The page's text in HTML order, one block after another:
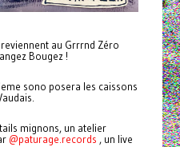
au Grrrnd Zéro
Bougez !
sono posera les caissons
mignons, un atelier
@paturage.records , un live